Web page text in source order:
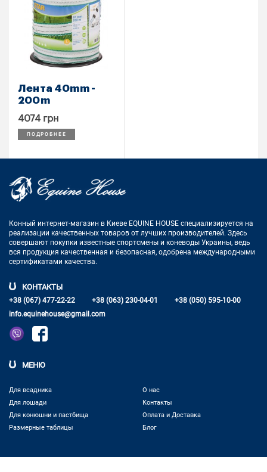
Лента 40mm -
200m
4074 грн
ПОДРОБНЕЕ
Конный интернет-магазин в Киеве EQUINE HOUSE специализируется на
реализации качественных товаров от лучших производителей. Здесь
совершают покупки известные спортсмены и коневоды Украины, ведь
вся продукция качественная и безопасная, одобрена международными
сертификатами качества.
КОНТАКТЫ
+38 (067) 477-22-22 +38 (063) 230-04-01
+38 (050) 595-10-00
info.equinehouse@gmail.com
МЕНЮ
Для всадника
Для лошади
Для конюшни и пастбища
Размерные таблицы
О нас
Контакты
Оплата и Доставка
Блог